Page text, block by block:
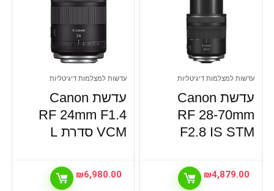
עדשות למצלמות דיגיטליות
עדשת Canon
RF 28-70mm
F2.8 IS STM
₪4,879.00
עדשות למצלמות דיגיטליות
עדשת Canon
RF 24mm F1.4
VCM סדרת L
₪6,980.00